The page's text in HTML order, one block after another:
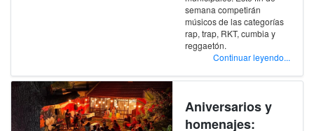
semana competirán
músicos de las categorías
rap, trap, RKT, cumbia y
reggaetón.
Continuar leyendo...
Aniversarios y
homenajes: